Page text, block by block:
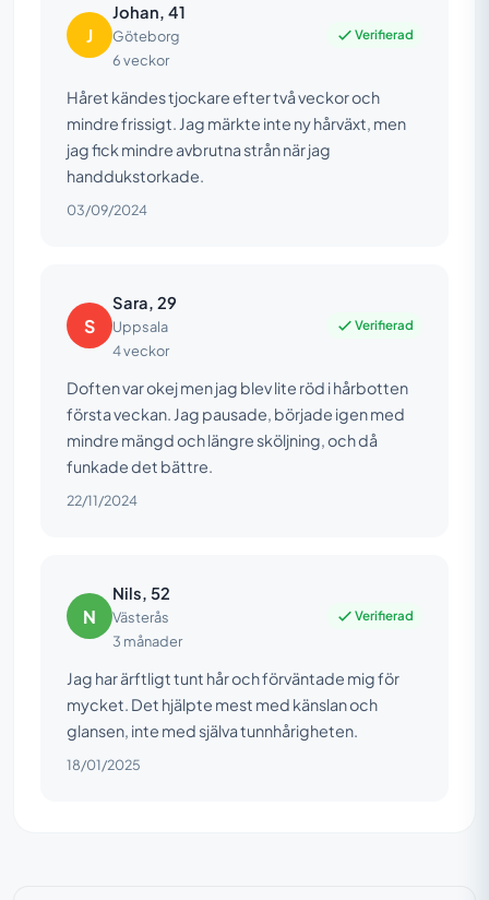
J
Johan, 41
Göteborg
6 veckor
Verifierad
Håret kändes tjockare efter två veckor och
mindre frissigt. Jag märkte inte ny hårväxt, men
jag fick mindre avbrutna strån när jag
handdukstorkade.
03/09/2024
S
Sara, 29
Uppsala
4 veckor
Verifierad
Doften var okej men jag blev lite röd i hårbotten
första veckan. Jag pausade, började igen med
mindre mängd och längre sköljning, och då
funkade det bättre.
22/11/2024
N
Nils, 52
Västerås
3 månader
Verifierad
Jag har ärftligt tunt hår och förväntade mig för
mycket. Det hjälpte mest med känslan och
glansen, inte med själva tunnhårigheten.
18/01/2025